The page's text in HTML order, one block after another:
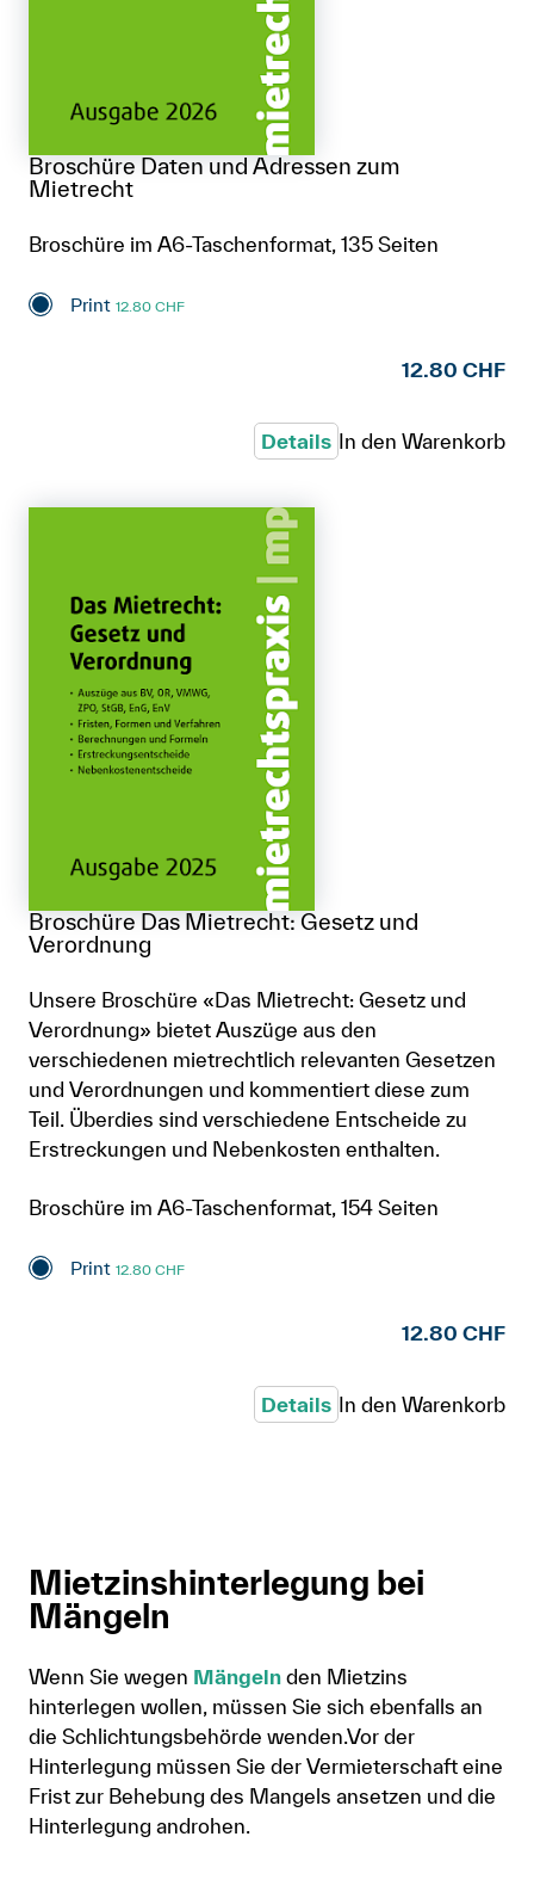
Broschüre Daten und Adressen zum
Mietrecht
Broschüre im A6-Taschenformat, 135 Seiten
Print 12.80 CHF
12.80 CHF
Details In den Warenkorb
Broschüre Das Mietrecht: Gesetz und
Verordnung
Unsere Broschüre «Das Mietrecht: Gesetz und
Verordnung» bietet Auszüge aus den
verschiedenen mietrechtlich relevanten Gesetzen
und Verordnungen und kommentiert diese zum
Teil. Überdies sind verschiedene Entscheide zu
Erstreckungen und Nebenkosten enthalten.
Broschüre im A6-Taschenformat, 154 Seiten
Print 12.80 CHF
12.80 CHF
Details In den Warenkorb
Mietzinshinterlegung bei
Mängeln
Wenn Sie wegen Mängeln den Mietzins
hinterlegen wollen, müssen Sie sich ebenfalls an
die Schlichtungsbehörde wenden.Vor der
Hinterlegung müssen Sie der Vermieterschaft eine
Frist zur Behebung des Mangels ansetzen und die
Hinterlegung androhen.